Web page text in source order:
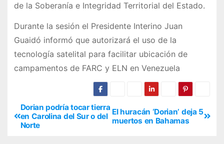
de la Soberanía e Integridad Territorial del Estado.
Durante la sesión el Presidente Interino Juan
Guaidó informó que autorizará el uso de la
tecnología satelital para facilitar ubicación de
campamentos de FARC y ELN en Venezuela
El huracán ‘Dorian’ deja 5
muertos en Bahamas
Dorian podría tocar tierra
en Carolina del Sur o del
Norte